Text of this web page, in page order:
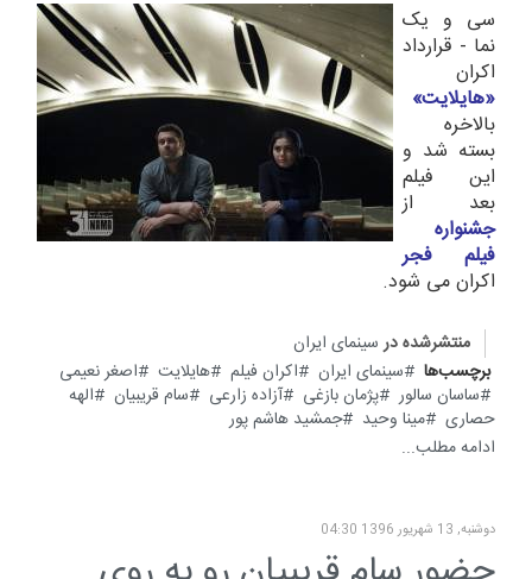
سی و یک
نما - قرارداد
اكران
«هايلايت»
بالاخره
بسته شد و
اين فيلم
بعد از
جشنواره
فيلم فجر
اكران مى شود.
منتشرشده در سینمای ایران
برچسب‌ها
سینمای ایران اکران فیلم هایلایت
اصغر نعیمی
ساسان سالور
پژمان بازغی آزاده زارعی سام قریبیان
الهه
حصاری
مینا وحید
جمشید هاشم پور
ادامه مطلب...
دوشنبه, 13 شهریور 1396 04:30